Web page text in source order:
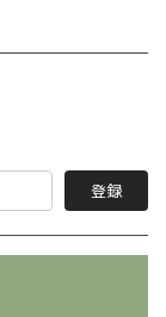
登録